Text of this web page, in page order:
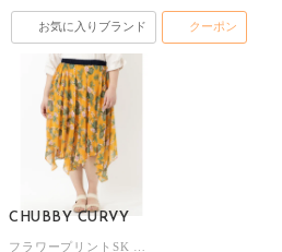
お気に入りブランド クーポン
CHUBBY CURVY